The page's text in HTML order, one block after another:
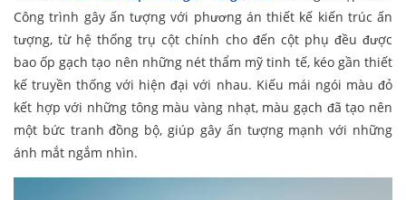
Công trình gây ấn tượng với phương án thiết kế kiến trúc ấn
tượng, từ hệ thống trụ cột chính cho đến cột phụ đều được
bao ốp gạch tạo nên những nét thẩm mỹ tinh tế, kéo gần thiết
kế truyền thống với hiện đại với nhau. Kiếu mái ngói màu đỏ
kết hợp với những tông màu vàng nhạt, màu gạch đã tạo nên
một bức tranh đồng bộ, giúp gây ấn tượng mạnh với những
ánh mắt ngắm nhìn.